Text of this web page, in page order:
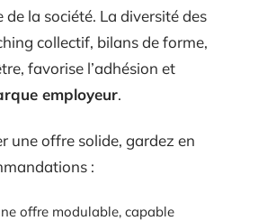
de la société. La diversité des
collectif, bilans de forme,
favorise l’adhésion et
employeur.
une offre solide, gardez en
:
offre modulable, capable